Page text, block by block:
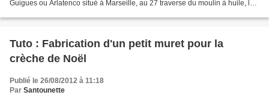
Guigues ou Arlatenco situé à Marseille, au 27 traverse du moulin à huile, le
Tuto : Fabrication d'un petit muret pour la
crèche de Noël
Publié le 26/08/2012 à 11:18
Par Santounette